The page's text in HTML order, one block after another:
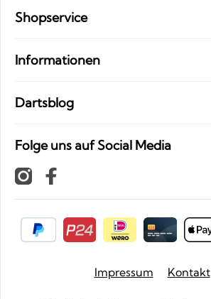
Shopservice
Informationen
Dartsblog
Folge uns auf Social Media
Impressum Kontakt